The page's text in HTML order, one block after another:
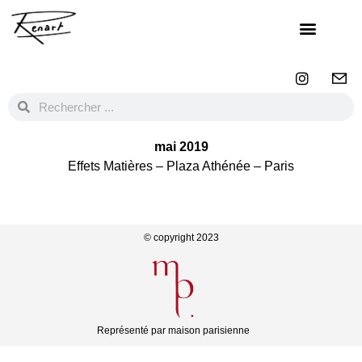
mai 2019
Effets Matières – Plaza Athénée – Paris
© copyright 2023
Représenté par maison parisienne